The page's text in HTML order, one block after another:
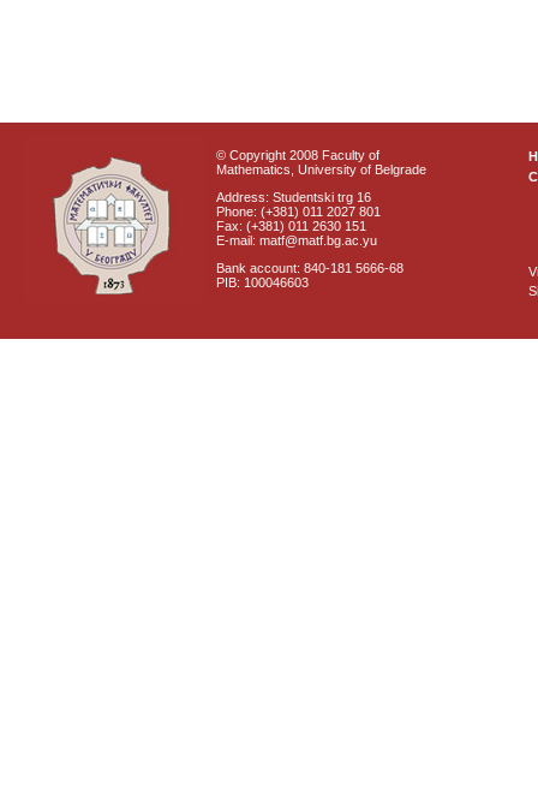
© Copyright 2008 Faculty of
Mathematics, University of Belgrade
Address: Studentski trg 16
Phone: (+381) 011 2027 801
Fax: (+381) 011 2630 151
E-mail: matf@matf.bg.ac.yu
Bank account: 840-181 5666-68
PIB: 100046603